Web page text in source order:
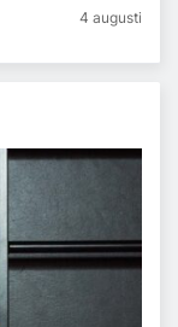
4 augusti